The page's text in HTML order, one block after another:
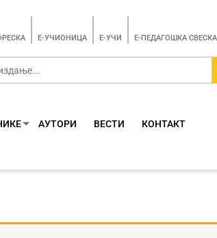
E-УЧИОНИЦА E-УЧИ Е-ПЕДАГОШКА СВЕСКА
АУТОРИ ВЕСТИ КОНТАКТ